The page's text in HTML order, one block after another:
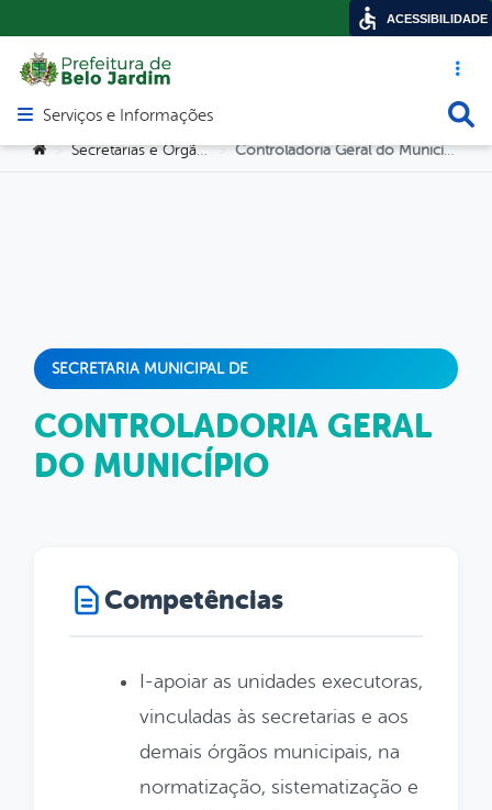
Acesso
Abrir menu principal de navegação
Serviços e Informações
Você está aqui:
> Secretarias e Orgãos > Controladoria Geral do Município
SECRETARIA MUNICIPAL DE
CONTROLADORIA GERAL
DO MUNICÍPIO
Competências
I-apoiar as unidades executoras,
vinculadas às secretarias e aos
demais órgãos municipais, na
normatização, sistematização e
ACESSIBILIDADE